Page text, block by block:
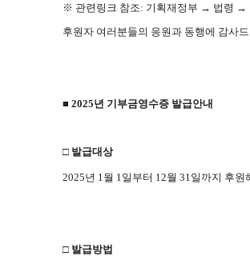
※ 관련링크 참조: 기획재정부 → 법령 →
후원자 여러분들의 응원과 동행에 감사
■ 2025년 기부금영수증 발급안내
□ 발급대상
2025년 1월 1일부터 12월 31일까지 후
□ 발급방법